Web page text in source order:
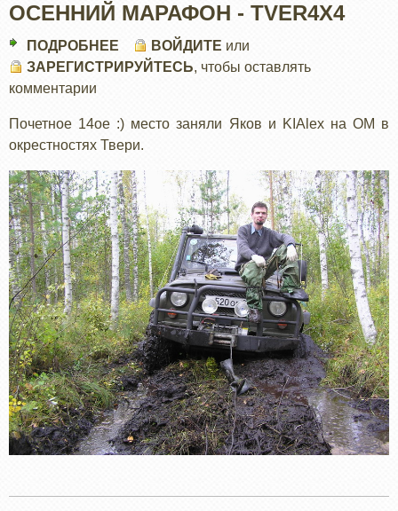
ОСЕННИЙ МАРАФОН - TVER4X4
ПОДРОБНЕЕ
ОСЕННИЙ
TVER4X4
ВОЙДИТЕ или
ЗАРЕГИСТРИРУЙТЕСЬ, чтобы оставлять
комментарии
Почетное 14ое :) место заняли Яков и KIAlex на ОМ в
окрестностях Твери.